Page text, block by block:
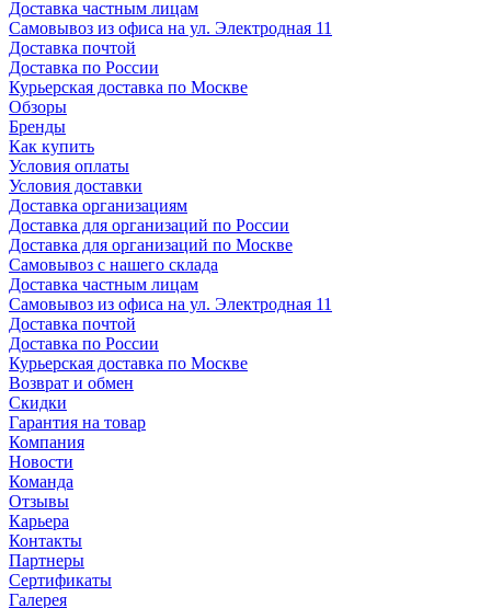
Доставка частным лицам
Самовывоз из офиса на ул. Электродная 11
Доставка почтой
Доставка по России
Курьерская доставка по Москве
Обзоры
Бренды
Как купить
Условия оплаты
Условия доставки
Доставка организациям
Доставка для организаций по России
Доставка для организаций по Москве
Самовывоз с нашего склада
Доставка частным лицам
Самовывоз из офиса на ул. Электродная 11
Доставка почтой
Доставка по России
Курьерская доставка по Москве
Возврат и обмен
Скидки
Гарантия на товар
Компания
Новости
Команда
Отзывы
Карьера
Контакты
Партнеры
Сертификаты
Галерея